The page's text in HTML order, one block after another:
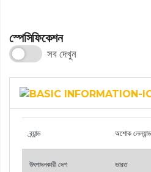
স্পেসিফিকেশন
সব দেখুন
ব্র্যান্ড অশোক লেল্যান্ড
উৎপাদনকারী দেশ ভারত